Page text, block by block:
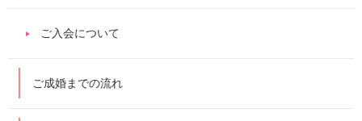
ご入会について
ご成婚までの流れ